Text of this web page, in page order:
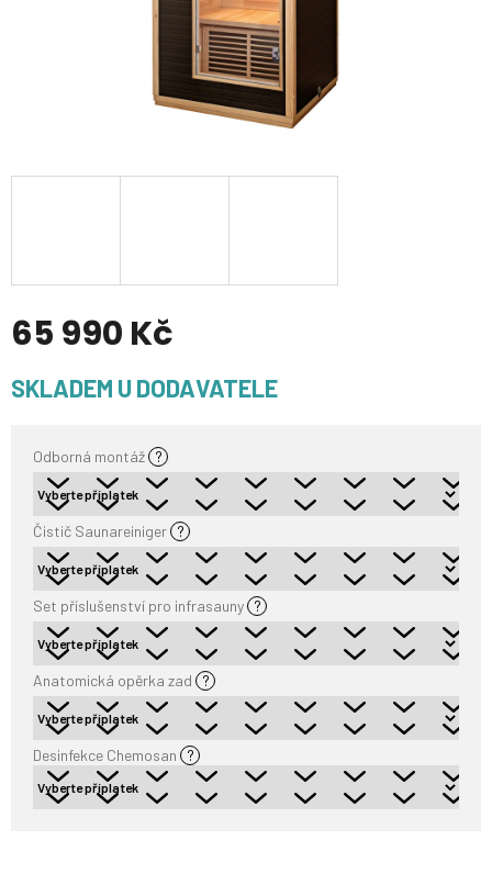
65 990 Kč
cena:
SKLADEM U DODAVATELE
Odborná montáž ?
Čistič Saunareiniger ?
Set příslušenství pro infrasauny ?
Anatomická opěrka zad ?
Desinfekce Chemosan ?